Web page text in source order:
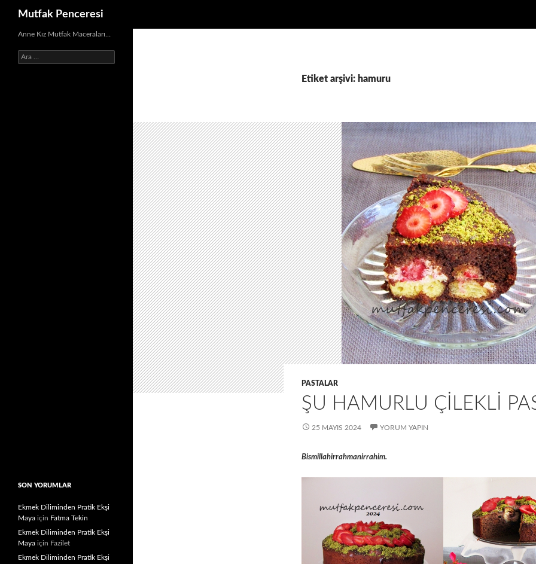
İçeriğe
Mutfak Penceresi
Etiket arşivi: hamuru
PASTALAR
ŞU HAMURLU ÇILEKLI
25 MAYIS 2024 YORUM YAPIN
Bismillahirrahmanirrahim.
Anne Kız Mutfak Maceraları…
Arama:
SON YORUMLAR
Ekmek Diliminden Pratik Ekşi
Maya için Fatma Tekin
Ekmek Diliminden Pratik Ekşi
Maya için Fazilet
Ekmek Diliminden Pratik Ekşi